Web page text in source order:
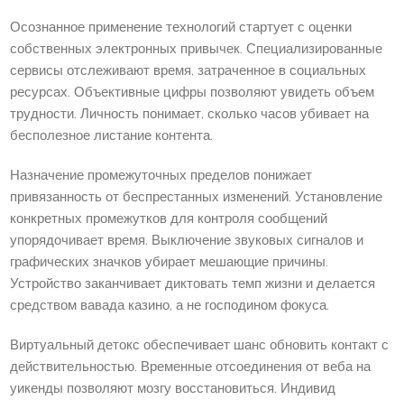
Осознанное применение технологий стартует с оценки
собственных электронных привычек. Специализированные
сервисы отслеживают время, затраченное в социальных
ресурсах. Объективные цифры позволяют увидеть объем
трудности. Личность понимает, сколько часов убивает на
бесполезное листание контента.
Назначение промежуточных пределов понижает
привязанность от беспрестанных изменений. Установление
конкретных промежутков для контроля сообщений
упорядочивает время. Выключение звуковых сигналов и
графических значков убирает мешающие причины.
Устройство заканчивает диктовать темп жизни и делается
средством вавада казино, а не господином фокуса.
Виртуальный детокс обеспечивает шанс обновить контакт с
действительностью. Временные отсоединения от веба на
уикенды позволяют мозгу восстановиться. Индивид